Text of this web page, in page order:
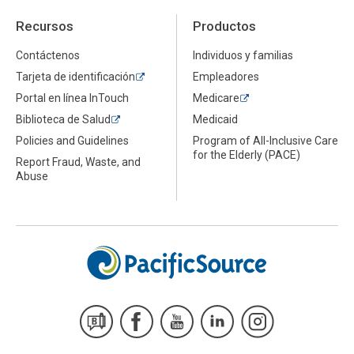
Recursos
Contáctenos
Tarjeta de identificación
Portal en línea InTouch
Biblioteca de Salud
Policies and Guidelines
Report Fraud, Waste, and
Abuse
Productos
Individuos y familias
Empleadores
Medicare
Medicaid
Program of All-Inclusive Care
for the Elderly (PACE)